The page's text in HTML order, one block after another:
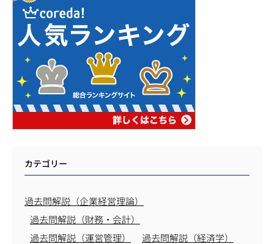
カテゴリー
過去問解説（企業経営理論）
過去問解説（財務・会計）
過去問解説（運営管理）
過去問解説（経済学）